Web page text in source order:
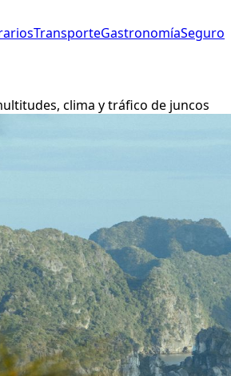
TransporteGastronomíaSeguro
clima y tráfico de juncos